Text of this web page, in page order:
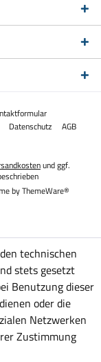
Datenschutz
AGB
und ggf.
byThemeWare®
technischen
stets gesetzt
Benutzung dieser
oder die
Netzwerken
Zustimmung